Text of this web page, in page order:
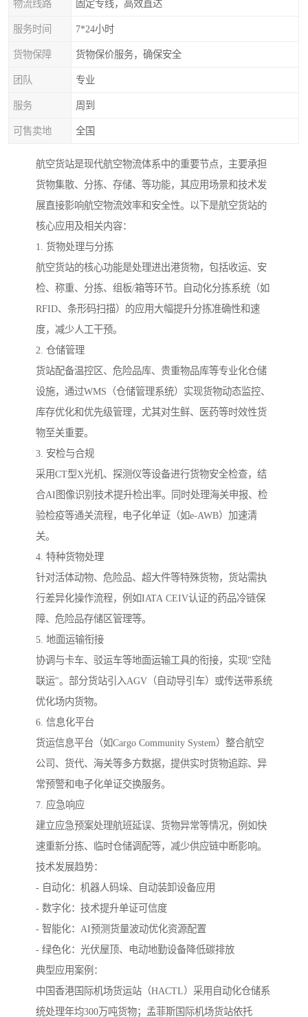
物流线路 固定专线，高效直达
服务时间 7*24小时
货物保障 货物保价服务，确保安全
团队 专业
服务 周到
可售卖地 全国
航空货站是现代航空物流体系中的重要节点，主要承担
货物集散、分拣、存储、等功能，其应用场景和技术发
展直接影响航空物流效率和安全性。以下是航空货站的
核心应用及相关内容：
1. 货物处理与分拣
航空货站的核心功能是处理进出港货物，包括收运、安
检、称重、分拣、组板/箱等环节。自动化分拣系统（如
RFID、条形码扫描）的应用大幅提升分拣准确性和速
度，减少人工干预。
2. 仓储管理
货站配备温控区、危险品库、贵重物品库等专业化仓储
设施，通过WMS（仓储管理系统）实现货物动态监控、
库存优化和优先级管理，尤其对生鲜、医药等时效性货
物至关重要。
3. 安检与合规
采用CT型X光机、探测仪等设备进行货物安全检查，结
合AI图像识别技术提升检出率。同时处理海关申报、检
验检疫等通关流程，电子化单证（如e-AWB）加速清
关。
4. 特种货物处理
针对活体动物、危险品、超大件等特殊货物，货站需执
行差异化操作流程，例如IATA CEIV认证的药品冷链保
障、危险品存储区管理等。
5. 地面运输衔接
协调与卡车、驳运车等地面运输工具的衔接，实现"空陆
联运"。部分货站引入AGV（自动导引车）或传送带系统
优化场内货物。
6. 信息化平台
货运信息平台（如Cargo Community System）整合航空
公司、货代、海关等多方数据，提供实时货物追踪、异
常预警和电子化单证交换服务。
7. 应急响应
建立应急预案处理航班延误、货物异常等情况，例如快
速重新分拣、临时仓储调配等，减少供应链中断影响。
技术发展趋势：
- 自动化：机器人码垛、自动装卸设备应用
- 数字化：技术提升单证可信度
- 智能化：AI预测货量波动优化资源配置
- 绿色化：光伏屋顶、电动地勤设备降低碳排放
典型应用案例：
中国香港国际机场货运站（HACTL）采用自动化仓储系
统处理年均300万吨货物；孟菲斯国际机场货站依托